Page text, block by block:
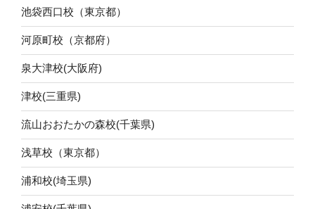
池袋西口校（東京都）
河原町校（京都府）
泉大津校(大阪府)
津校(三重県)
流山おおたかの森校(千葉県)
浅草校（東京都）
浦和校(埼玉県)